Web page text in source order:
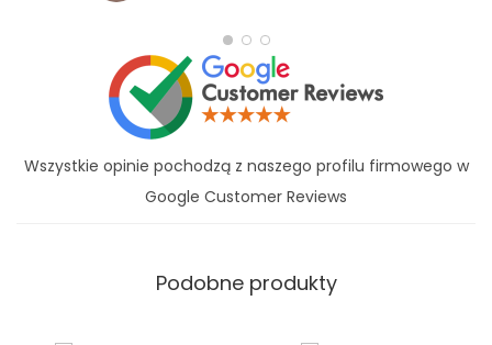
Wszystkie opinie pochodzą z naszego profilu firmowego w
Google Customer Reviews
Podobne produkty